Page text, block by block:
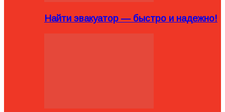
Найти эвакуатор — быстро и надежно!